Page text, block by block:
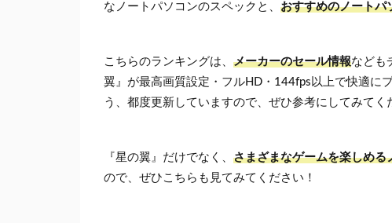
なノートパソコンのスペックと、 おすすめのノートパ
こちらのランキングは、 メーカーのセール情報なども
翼』が最高画質設定・フルHD・144fps以上で快適に
う、都度更新していますので、ぜひ参考にしてみてく
『星の翼』だけでなく、 さまざまなゲームを楽しめる
ので、ぜひこちらも見てみてください！